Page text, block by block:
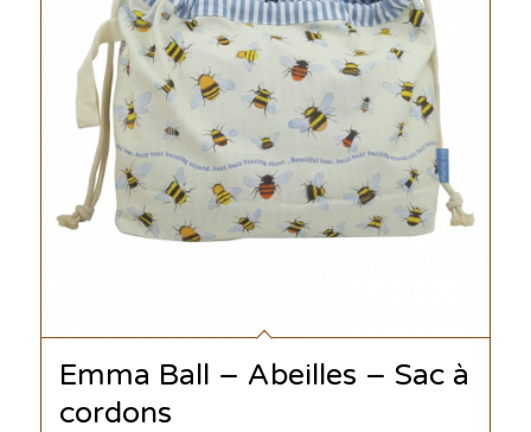
Emma Ball – Abeilles – Sac à
cordons